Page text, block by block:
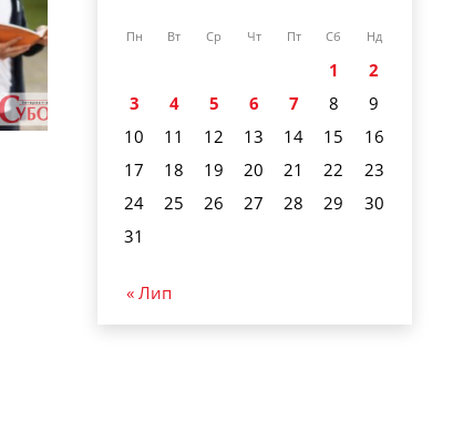
Пн Вт Ср Чт Пт Сб Нд
1
2
3
4 5 6 7 8
9
10
11 12 13 14 15
16
17
18 19 20 21 22
23
24
25 26 27 28 29
30
31
« Лип